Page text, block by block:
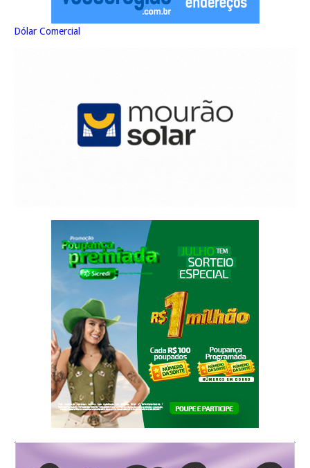
Dólar Comercial